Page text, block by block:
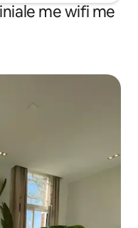
me wifi me